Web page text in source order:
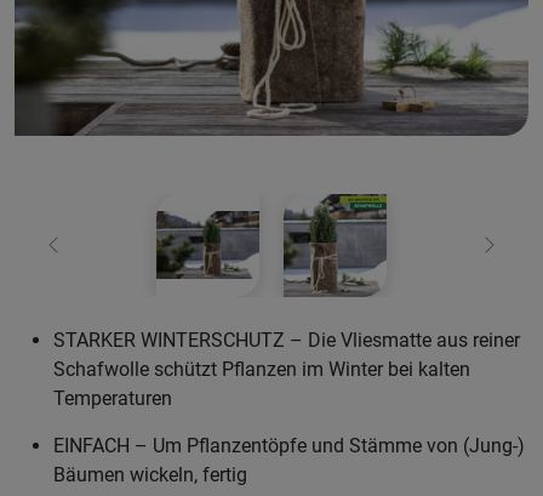
Zurück Weiter
STARKER WINTERSCHUTZ – Die Vliesmatte aus reiner
Schafwolle schützt Pflanzen im Winter bei kalten
Temperaturen
EINFACH – Um Pflanzentöpfe und Stämme von (Jung-)
Bäumen wickeln, fertig